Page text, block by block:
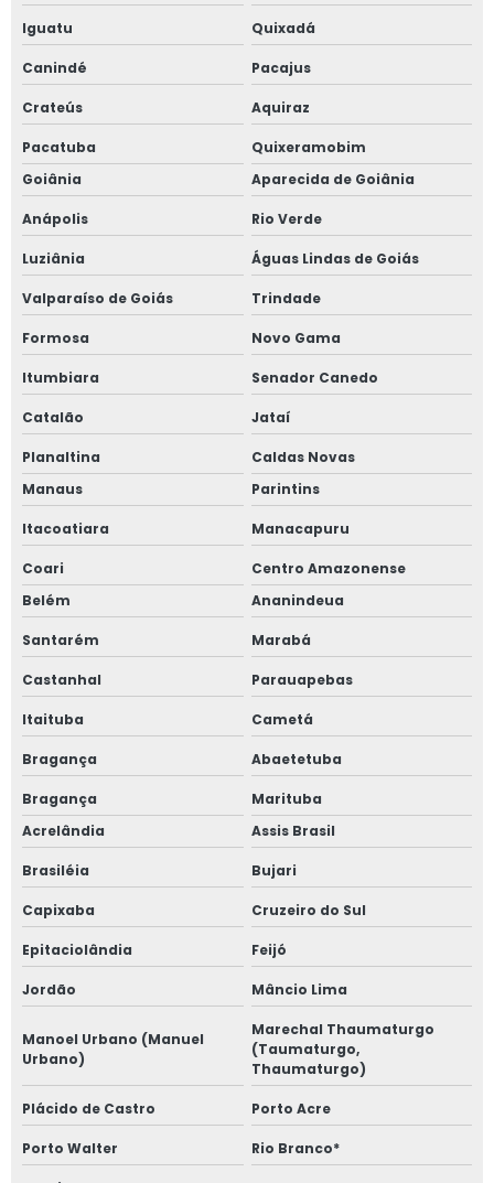
Iguatu Quixadá
Canindé Pacajus
Crateús Aquiraz
Pacatuba
Quixeramobim
Goiânia
Aparecida de Goiânia
Anápolis Rio Verde
Luziânia Águas Lindas de Goiás
Valparaíso de Goiás Trindade
Formosa Novo Gama
Itumbiara Senador Canedo
Catalão Jataí
Planaltina
Caldas Novas
Manaus
Parintins
Itacoatiara Manacapuru
Coari
Centro Amazonense
Belém
Ananindeua
Santarém Marabá
Castanhal Parauapebas
Itaituba Cametá
Bragança Abaetetuba
Bragança
Marituba
Acrelândia
Assis Brasil
Brasiléia Bujari
Capixaba Cruzeiro do Sul
Epitaciolândia Feijó
Jordão Mâncio Lima
Manoel Urbano (Manuel
Urbano)
Marechal Thaumaturgo
(Taumaturgo,
Thaumaturgo)
Plácido de Castro Porto Acre
Porto Walter Rio Branco*